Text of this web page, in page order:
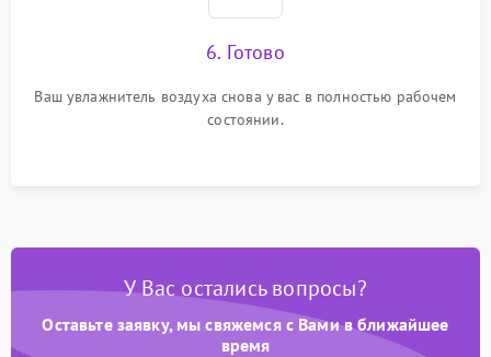
6. Готово
Ваш увлажнитель воздуха снова у вас в полностью рабочем
состоянии.
У Вас остались вопросы?
Оставьте заявку, мы свяжемся с Вами в ближайшее
время